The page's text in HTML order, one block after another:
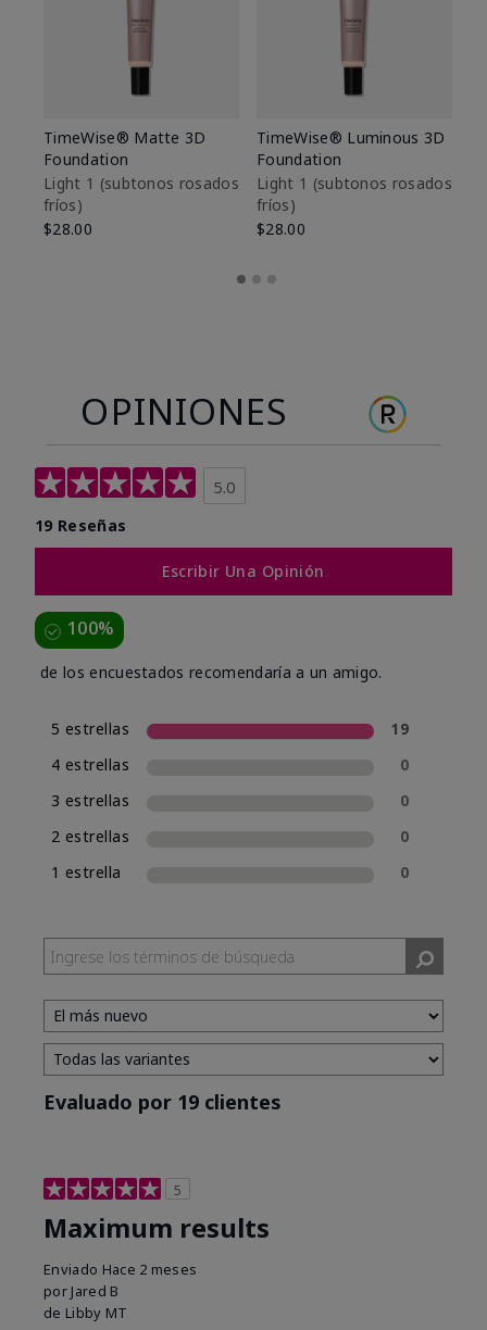
TimeWise® Matte 3D
Foundation
Light 1​ (subtonos rosados
fríos)
$28.00
TimeWise® Luminous 3D
Foundation
Light 1​ (subtonos rosados
fríos)
$28.00
OPINIONES
5.0
19 Reseñas
Escribir Una Opinión
100%
de los encuestados recomendaría a un amigo.
5 estrellas
19
4 estrellas
0
3 estrellas
0
2 estrellas
0
1 estrella
0
Evaluado por 19 clientes
5
Maximum results
Enviado Hace 2 meses
por Jared B
de Libby MT